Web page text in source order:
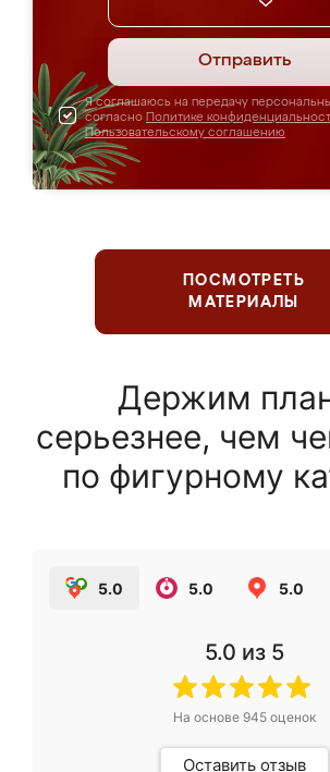
Отправить
Я соглашаюсь на передачу
согласно Политике
Пользовательскому соглашению
ПОСМОТРЕТЬ
МАТЕРИАЛЫ
Держим
серьезнее, чем
по фигурному
5.0 5.0 5.0
5.0 из 5
На основе 945оценок
Оставить отзыв